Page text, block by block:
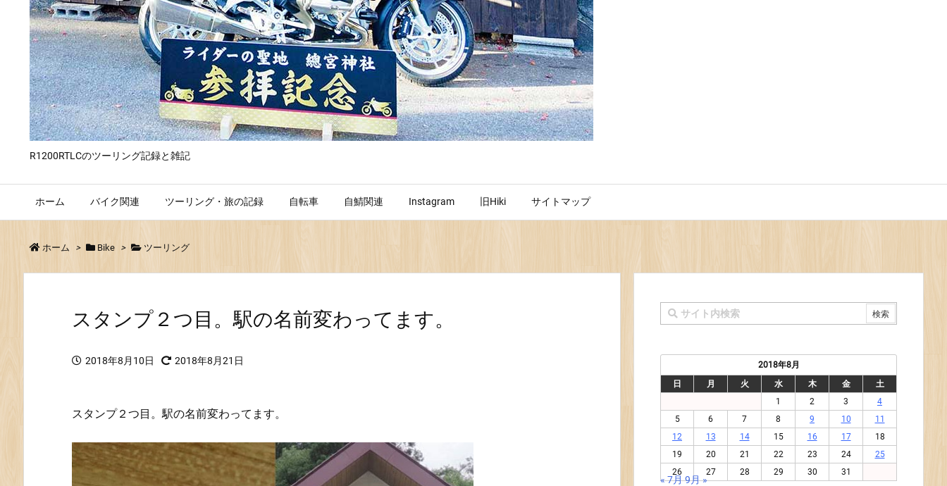
R1200RTLCのツーリング記録と雑記
ホーム バイク関連 ツーリング・旅の記録 自転車 自鯖関連 Instagram 旧Hiki サイトマップ
ホーム > Bike > ツーリング
スタンプ２つ目。駅の名前変わってます。
2018年8月10日 2018年8月21日
スタンプ２つ目。駅の名前変わってます。
2018年8月
日
月 火 水 木 金
土
1
2 3
4
5
6 7 8 9 10
11
12
13 14 15 16 17
18
19
20 21 22 23 24
25
26
27 28 29 30 31
« 7月9月 »